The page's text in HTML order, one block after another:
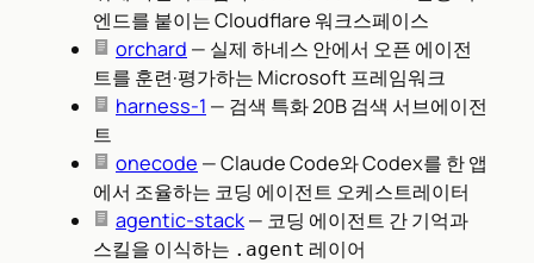
엔드를 붙이는 Cloudflare 워크스페이스
orchard — 실제 하네스 안에서 오픈 에이전
트를 훈련·평가하는 Microsoft 프레임워크
harness-1 — 검색 특화 20B 검색 서브에이전
트
onecode — Claude Code와 Codex를 한 앱
에서 조율하는 코딩 에이전트 오케스트레이터
agentic-stack— 코딩 에이전트 간 기억과
스킬을 이식하는 .agent 레이어